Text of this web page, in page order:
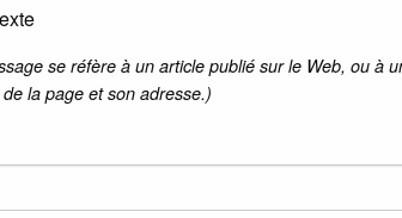
se réfère à un article publié sur le Web, ou à
la page et son adresse.)